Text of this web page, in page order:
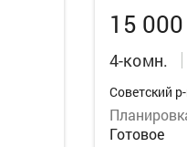
15
4-комн.
Советский
Готовое